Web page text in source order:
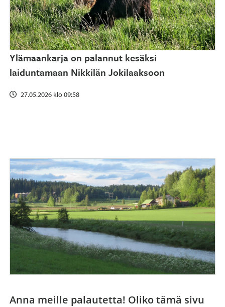
Ylämaankarja on palannut kesäksi
laiduntamaan Nikkilän Jokilaaksoon
27.05.2026 klo 09:58
Anna meille palautetta! Oliko tämä sivu